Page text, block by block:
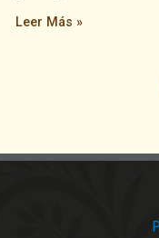
Leer Más »